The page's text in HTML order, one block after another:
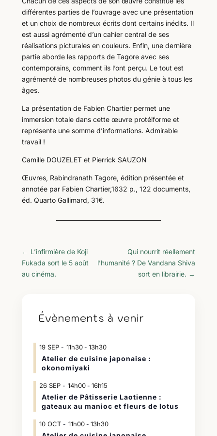
différentes parties de l’ouvrage avec une présentation
et un choix de nombreux écrits dont certains inédits. Il
est aussi agrémenté d’un cahier central de ses
réalisations picturales en couleurs. Enfin, une dernière
partie aborde les rapports de Tagore avec ses
contemporains, comment ils l’ont perçu. Le tout est
agrémenté de nombreuses photos du génie à tous les
âges.
La présentation de Fabien Chartier permet une
immersion totale dans cette œuvre protéiforme et
représente une somme d’informations. Admirable
travail !
Camille DOUZELET et Pierrick SAUZON
Œuvres, Rabindranath Tagore, édition présentée et
annotée par Fabien Chartier,1632 p., 122 documents,
éd. Quarto Gallimard, 31€.
← L’infirmière de Koji
Fukada sort le 5 août
au cinéma.
Qui nourrit réellement
l’humanité ? De Vandana Shiva
sort en librairie. →
Évènements à venir
19 SEP 11h30- 13h30
Atelier de cuisine japonaise :
okonomiyaki
26 SEP 14h00- 16h15
Atelier de Pâtisserie Laotienne :
gateaux au manioc et fleurs de lotus
10 OCT 11h00- 13h30